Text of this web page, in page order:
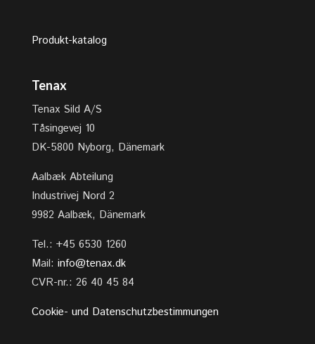
Produkt-katalog
Tenax
Tenax Sild A/S
Tåsingevej 10
DK-5800 Nyborg, Dänemark
Aalbæk Abteilung
Industrivej Nord 2
9982 Aalbæk, Dänemark
Tel.: +45 6530 1260
Mail: info@tenax.dk
CVR-nr.: 26 40 45 84
Cookie- und Datenschutzbestimmungen